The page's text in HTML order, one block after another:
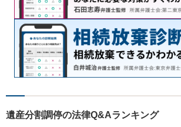
遺産分割調停の法律Q&Aランキング